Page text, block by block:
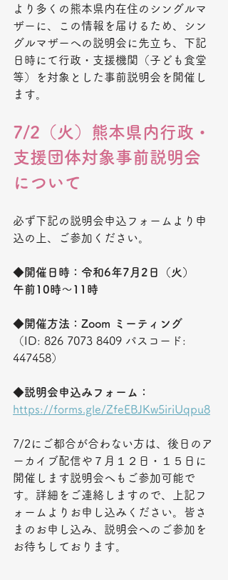
より多くの熊本県内在住のシングルマ
ザーに、この情報を届けるため、シン
グルマザーへの説明会に先立ち、下記
日時にて行政・支援機関（子ども食堂
等）を対象とした事前説明会を開催し
ます。
7/2（火）熊本県内行政・
支援団体対象事前説明会
について
必ず下記の説明会申込フォームより申
込の上、ご参加ください。
◆開催日時：令和6年7月2日（火）
午前10時～11時
◆開催方法：Zoom ミーティング
（ID: 826 7073 8409 パスコード:
447458）
◆説明会申込みフォーム：
https://forms.gle/ZfeEBJKw5iriUqpu8
7/2にご都合が合わない方は、後日のア
ーカイブ配信や７月１２日・１５日に
開催します説明会へもご参加可能で
す。詳細をご連絡しますので、上記フ
ォームよりお申し込みください。皆さ
まのお申し込み、説明会へのご参加を
お待ちしております。